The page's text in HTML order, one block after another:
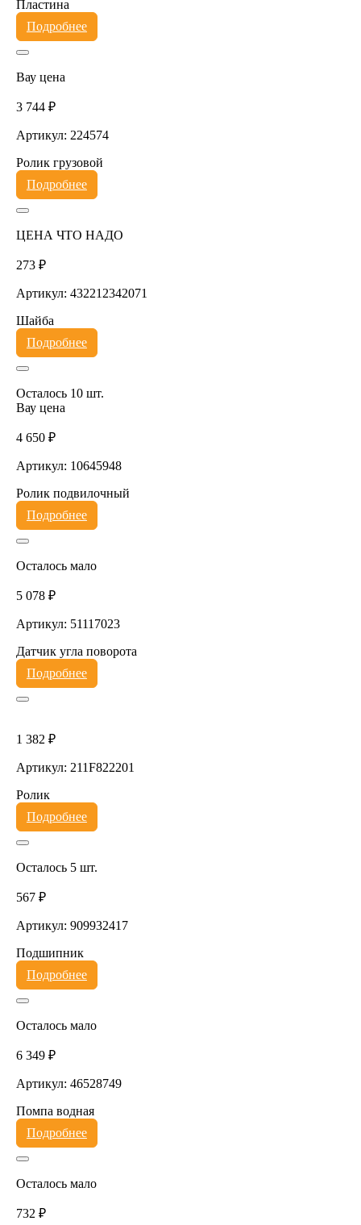
Пластина
Подробнее
Вау цена
3 744 ₽
Артикул: 224574
Ролик грузовой
Подробнее
ЦЕНА ЧТО НАДО
273 ₽
Артикул: 432212342071
Шайба
Подробнее
Осталось 10 шт.
Вау цена
4 650 ₽
Артикул: 10645948
Ролик подвилочный
Подробнее
Осталось мало
5 078 ₽
Артикул: 51117023
Датчик угла поворота
Подробнее
1 382 ₽
Артикул: 211F822201
Ролик
Подробнее
Осталось 5 шт.
567 ₽
Артикул: 909932417
Подшипник
Подробнее
Осталось мало
6 349 ₽
Артикул: 46528749
Помпа водная
Подробнее
Осталось мало
732 ₽